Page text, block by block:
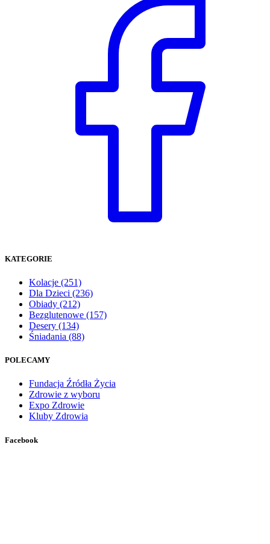
KATEGORIE
Kolacje (251)
Dla Dzieci (236)
Obiady (212)
Bezglutenowe (157)
Desery (134)
Śniadania (88)
POLECAMY
Fundacja Źródła Życia
Zdrowie z wyboru
Expo Zdrowie
Kluby Zdrowia
Facebook